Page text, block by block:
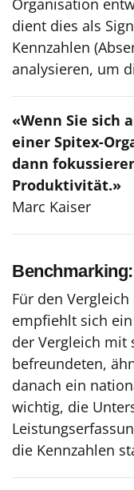
Organisation
dient dies als
Kennzahlen
analysieren, um
«Wenn Sie sich
einer Spitex-
dann
Produktivität.»
Marc Kaiser
Für den
empfiehlt sich
der Vergleich mit
befreundeten,
danach ein
wichtig, die
die Kennzahlen